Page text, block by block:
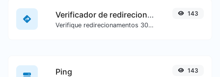
Verificador de redirecionamento de URL
Verifique redirecionamentos 301 & 302 de uma URL específica. Irá verificar até 10 redirecionamentos.
143
Ping 143